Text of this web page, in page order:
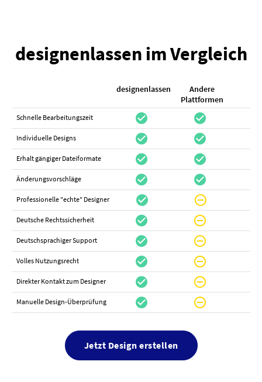
designenlassen im Vergleich
designenlassen
Andere
Plattformen
Schnelle Bearbeitungszeit check_circle check_circle
Individuelle Designs check_circle check_circle
Erhalt gängiger Dateiformate check_circle check_circle
Änderungsvorschläge check_circle check_circle
Professionelle "echte" Designer check_circle do_not_disturb_on
Deutsche Rechtssicherheit check_circle do_not_disturb_on
Deutschsprachiger Support check_circle do_not_disturb_on
Volles Nutzungsrecht check_circle do_not_disturb_on
Direkter Kontakt zum Designer check_circle do_not_disturb_on
Manuelle Design-Überprüfung check_circle do_not_disturb_on
Jetzt Design erstellen